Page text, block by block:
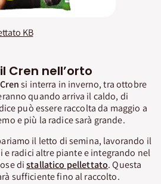
KB
Cren nell’orto
Crensi interra in inverno, tra ottobre
quando arriva il caldo, di
può essere raccolta da maggio a
e più la radice sarà grande.
il letto di semina, lavorando il
e radici altre piante e integrando nel
distallatico pellettato. Questa
sufficiente fino al raccolto.